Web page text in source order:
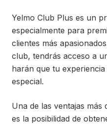
Yelmo Club Plus es un
especialmente para
clientes más
club, tendrás acceso a
harán que tu
especial.
Una de las ventajas más
es la posibilidad de